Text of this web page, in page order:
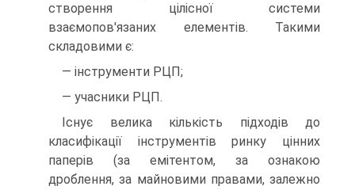
створення цілісної системи
взаємопов'язаних елементів. Такими
складовими є:
— інструменти РЦП;
— учасники РЦП.
Існує велика кількість підходів до
класифікації інструментів ринку цінних
паперів (за емітентом, за ознакою
дроблення, за майновими правами, залежно